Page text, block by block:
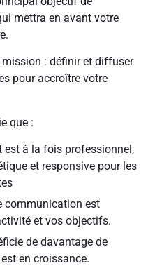
mettra en avant votre
mission : définir et diffuser
pour accroître votre
que :
est à la fois professionnel,
et responsive pour les
communication est
et vos objectifs.
de davantage de
en croissance.